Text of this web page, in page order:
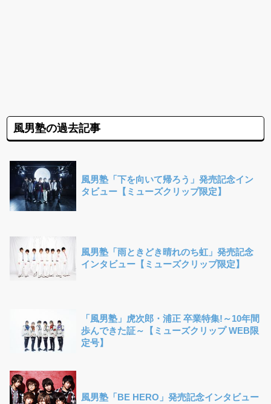
風男塾の過去記事
風男塾「下を向いて帰ろう」発売記念イン
タビュー【ミューズクリップ限定】
風男塾「雨ときどき晴れのち虹」発売記念
インタビュー【ミューズクリップ限定】
「風男塾」虎次郎・浦正 卒業特集!～10年間
歩んできた証～【ミューズクリップ WEB限
定号】
風男塾「BE HERO」発売記念インタビュー